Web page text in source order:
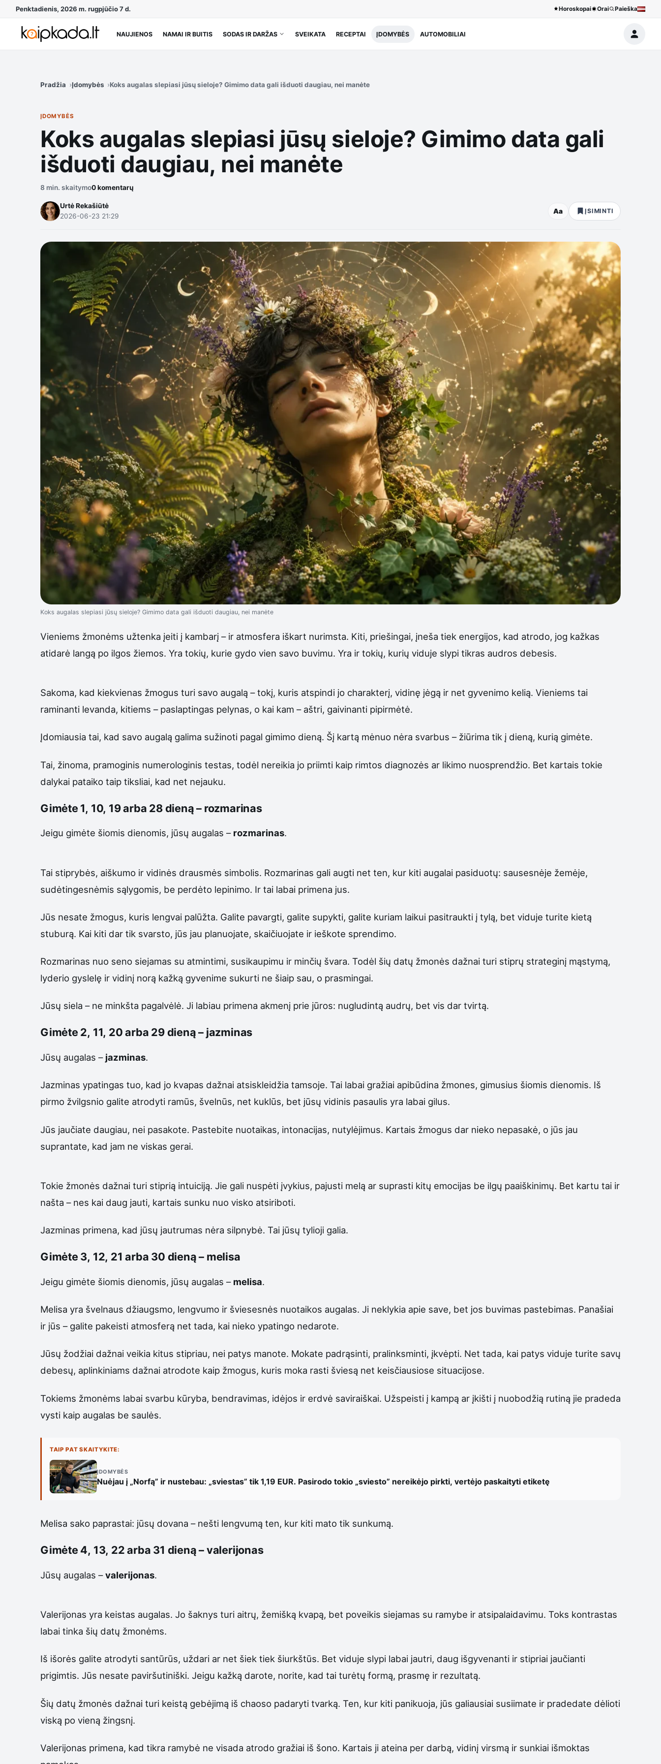
Penktadienis, 2026 m. rugpjūčio 7 d. Horoskopai Orai Paieška
NAUJIENOS NAMAI IR BUITIS SODAS IR DARŽAS SVEIKATA RECEPTAI ĮDOMYBĖS AUTOMOBILIAI
Pradžia Įdomybės Koks augalas slepiasi jūsų sieloje? Gimimo data gali išduoti daugiau, nei manėte
ĮDOMYBĖS
Koks augalas slepiasi jūsų sieloje? Gimimo data gali
išduoti daugiau, nei manėte
8 min. skaitymo0 komentarų
Urtė Rekašiūtė
2026-06-23 21:29
Aa ĮSIMINTI
Koks augalas slepiasi jūsų sieloje? Gimimo data gali išduoti daugiau, nei manėte
Vieniems žmonėms užtenka įeiti į kambarį – ir atmosfera iškart nurimsta. Kiti, priešingai, įneša tiek energijos, kad atrodo, jog kažkas
atidarė langą po ilgos žiemos. Yra tokių, kurie gydo vien savo buvimu. Yra ir tokių, kurių viduje slypi tikras audros debesis.
Sakoma, kad kiekvienas žmogus turi savo augalą – tokį, kuris atspindi jo charakterį, vidinę jėgą ir net gyvenimo kelią. Vieniems tai
raminanti levanda, kitiems – paslaptingas pelynas, o kai kam – aštri, gaivinanti pipirmėtė.
Įdomiausia tai, kad savo augalą galima sužinoti pagal gimimo dieną. Šį kartą mėnuo nėra svarbus – žiūrima tik į dieną, kurią gimėte.
Tai, žinoma, pramoginis numerologinis testas, todėl nereikia jo priimti kaip rimtos diagnozės ar likimo nuosprendžio. Bet kartais tokie
dalykai pataiko taip tiksliai, kad net nejauku.
Gimėte 1, 10, 19 arba 28 dieną – rozmarinas
Jeigu gimėte šiomis dienomis, jūsų augalas – rozmarinas.
Tai stiprybės, aiškumo ir vidinės drausmės simbolis. Rozmarinas gali augti net ten, kur kiti augalai pasiduotų: sausesnėje žemėje,
sudėtingesnėmis sąlygomis, be perdėto lepinimo. Ir tai labai primena jus.
Jūs nesate žmogus, kuris lengvai palūžta. Galite pavargti, galite supykti, galite kuriam laikui pasitraukti į tylą, bet viduje turite kietą
stuburą. Kai kiti dar tik svarsto, jūs jau planuojate, skaičiuojate ir ieškote sprendimo.
Rozmarinas nuo seno siejamas su atmintimi, susikaupimu ir minčių švara. Todėl šių datų žmonės dažnai turi stiprų strateginį mąstymą,
lyderio gyslelę ir vidinį norą kažką gyvenime sukurti ne šiaip sau, o prasmingai.
Jūsų siela – ne minkšta pagalvėlė. Ji labiau primena akmenį prie jūros: nugludintą audrų, bet vis dar tvirtą.
Gimėte 2, 11, 20 arba 29 dieną – jazminas
Jūsų augalas – jazminas.
Jazminas ypatingas tuo, kad jo kvapas dažnai atsiskleidžia tamsoje. Tai labai gražiai apibūdina žmones, gimusius šiomis dienomis. Iš
pirmo žvilgsnio galite atrodyti ramūs, švelnūs, net kuklūs, bet jūsų vidinis pasaulis yra labai gilus.
Jūs jaučiate daugiau, nei pasakote. Pastebite nuotaikas, intonacijas, nutylėjimus. Kartais žmogus dar nieko nepasakė, o jūs jau
suprantate, kad jam ne viskas gerai.
Tokie žmonės dažnai turi stiprią intuiciją. Jie gali nuspėti įvykius, pajusti melą ar suprasti kitų emocijas be ilgų paaiškinimų. Bet kartu tai ir
našta – nes kai daug jauti, kartais sunku nuo visko atsiriboti.
Jazminas primena, kad jūsų jautrumas nėra silpnybė. Tai jūsų tylioji galia.
Gimėte 3, 12, 21 arba 30 dieną – melisa
Jeigu gimėte šiomis dienomis, jūsų augalas – melisa.
Melisa yra švelnaus džiaugsmo, lengvumo ir šviesesnės nuotaikos augalas. Ji neklykia apie save, bet jos buvimas pastebimas. Panašiai
ir jūs – galite pakeisti atmosferą net tada, kai nieko ypatingo nedarote.
Jūsų žodžiai dažnai veikia kitus stipriau, nei patys manote. Mokate padrąsinti, pralinksminti, įkvėpti. Net tada, kai patys viduje turite savų
debesų, aplinkiniams dažnai atrodote kaip žmogus, kuris moka rasti šviesą net keisčiausiose situacijose.
Tokiems žmonėms labai svarbu kūryba, bendravimas, idėjos ir erdvė saviraiškai. Užspeisti į kampą ar įkišti į nuobodžią rutiną jie pradeda
vysti kaip augalas be saulės.
TAIP PAT SKAITYKITE:
ĮDOMYBĖS
Nuėjau į „Norfą” ir nustebau: „sviestas” tik 1,19 EUR. Pasirodo tokio „sviesto” nereikėjo pirkti, vertėjo paskaityti etiketę
Melisa sako paprastai: jūsų dovana – nešti lengvumą ten, kur kiti mato tik sunkumą.
Gimėte 4, 13, 22 arba 31 dieną – valerijonas
Jūsų augalas –valerijonas.
Valerijonas yra keistas augalas. Jo šaknys turi aitrų, žemišką kvapą, bet poveikis siejamas su ramybe ir atsipalaidavimu. Toks kontrastas
labai tinka šių datų žmonėms.
Iš išorės galite atrodyti santūrūs, uždari ar net šiek tiek šiurkštūs. Bet viduje slypi labai jautri, daug išgyvenanti ir stipriai jaučianti
prigimtis. Jūs nesate paviršutiniški. Jeigu kažką darote, norite, kad tai turėtų formą, prasmę ir rezultatą.
Šių datų žmonės dažnai turi keistą gebėjimą iš chaoso padaryti tvarką. Ten, kur kiti panikuoja, jūs galiausiai susiimate ir pradedate dėlioti
viską po vieną žingsnį.
Valerijonas primena, kad tikra ramybė ne visada atrodo gražiai iš šono. Kartais ji ateina per darbą, vidinį virsmą ir sunkiai išmoktas